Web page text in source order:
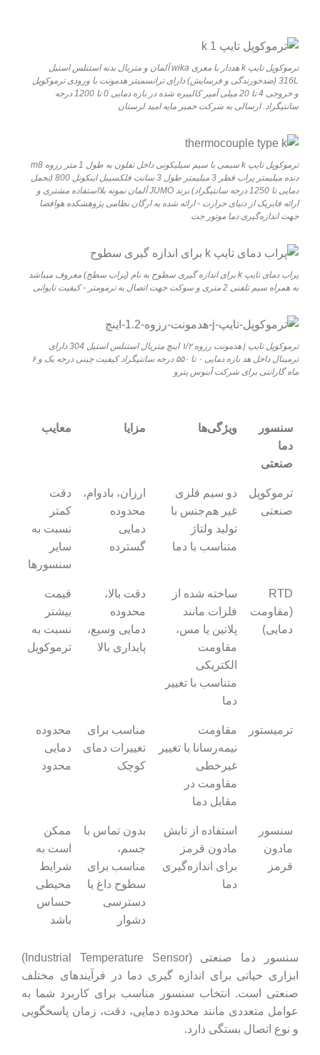
ترموکوپل تایپ k هددار با مغزی wika آلمان و متریال بدنه استنلس استیل
316L (ضدخورندگی و فرسایش) دارای ترانسمیتر هدمونت با ورودی ترموکوپل
و خروجی 4 تا 20 میلی آمپر کالیبره شده در بازه دمایی 0 تا 1200 درجه
سانتیگراد. ارسالی به شرکت خمیر مایه امید لرستان
ترموکوپل تایپ k سیمی با سیم سیلیکونی داخل تفلون به طول 1 متر رزوه m8
دنده میلیمتر پراب قطر 3 میلیمتر طول 3 سانت فلکسیبل اینکونل 800 (تحمل
دمایی تا 1250 درجه سانتیگراد) برند JUMO آلمان نمونه بلااستفاده مشتری و
ارائه فابریک از دنیای حرارت - ارائه شده به ارگان نظامی پژوهشکده هوافضا
جهت اندازه‌گیری دما موتور جت
پراب دمای تایپ k برای اندازه گیری سطوح به نام (پراب سطح) معروف میباشد
به همراه سیم تلفنی 2 متری و سوکت جهت اتصال به ترمومتر - کیفیت تایوانی
ترموکوپل تایپ j هدمونت رزوه ۱/۲ اینچ متریال استنلس استیل 304 دارای
ترمینال داخل هد بازه دمایی ۰ تا ۵۵۰ درجه سانتیگراد کیفیت چینی درجه یک و ۶
ماه گارانتی برای شرکت آبنوس پترو
سنسور
دما
صنعتی
ویژگی‌ها مزایا معایب
ترموکوپل
صنعتی
دو سیم فلزی
غیر هم‌جنس با
تولید ولتاژ
متناسب با دما
ارزان، بادوام،
محدوده
دمایی
گسترده
دقت
کمتر
نسبت به
سایر
سنسورها
RTD
(مقاومت
دمایی)
ساخته شده از
فلزات مانند
پلاتین یا مس،
مقاومت
الکتریکی
متناسب با تغییر
دما
دقت بالا،
محدوده
دمایی وسیع،
پایداری بالا
قیمت
بیشتر
نسبت به
ترموکوپل
ترمیستور
مقاومت
نیمه‌رسانا با تغییر
غیرخطی
مقاومت در
مقابل دما
مناسب برای
تغییرات دمای
کوچک
محدوده
دمایی
محدود
سنسور
مادون
قرمز
استفاده از تابش
مادون قرمز
برای اندازه‌گیری
دما
بدون تماس با
جسم،
مناسب برای
سطوح داغ یا
دسترسی
دشوار
ممکن
است به
شرایط
محیطی
حساس
باشد
سنسور دما صنعتی (Industrial Temperature Sensor)
ابزاری حیاتی برای اندازه‌ گیری دما در فرآیندهای مختلف
صنعتی است. انتخاب سنسور مناسب برای کاربرد شما به
عوامل متعددی مانند محدوده دمایی، دقت، زمان پاسخگویی
و نوع اتصال بستگی دارد.